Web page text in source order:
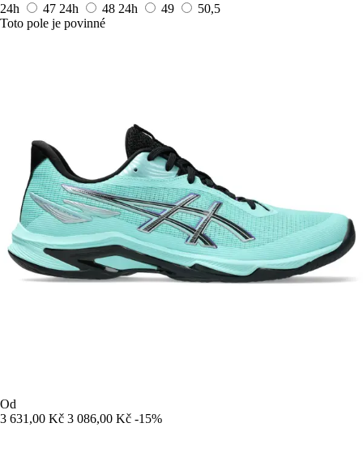
24h
47 24h 48 24h 49
50,5
Toto pole je povinné
Od
3 631,00 Kč 3 086,00 Kč -15%